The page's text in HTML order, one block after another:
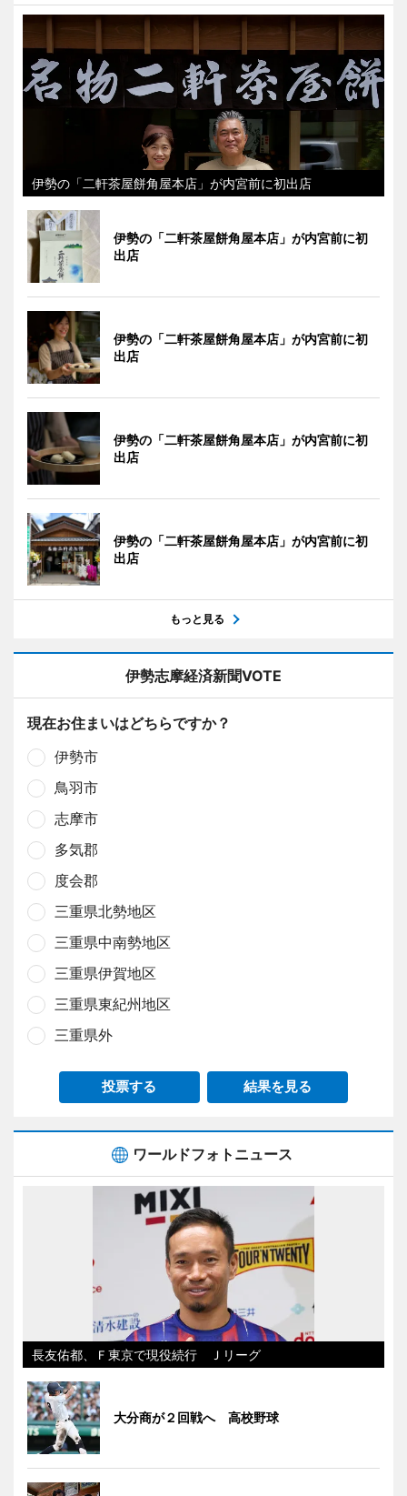
伊勢の「二軒茶屋餅角屋本店」が内宮前に初出店
伊勢の「二軒茶屋餅角屋本店」が内宮前に初
出店
伊勢の「二軒茶屋餅角屋本店」が内宮前に初
出店
伊勢の「二軒茶屋餅角屋本店」が内宮前に初
出店
伊勢の「二軒茶屋餅角屋本店」が内宮前に初
出店
もっと見る
伊勢志摩経済新聞VOTE
現在お住まいはどちらですか？
伊勢市
鳥羽市
志摩市
多気郡
度会郡
三重県北勢地区
三重県中南勢地区
三重県伊賀地区
三重県東紀州地区
三重県外
投票する 結果を見る
ワールドフォトニュース
長友佑都、Ｆ東京で現役続行 Ｊリーグ
大分商が２回戦へ 高校野球